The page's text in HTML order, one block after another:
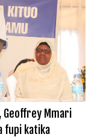
Geoffrey Mmari
fupi katika